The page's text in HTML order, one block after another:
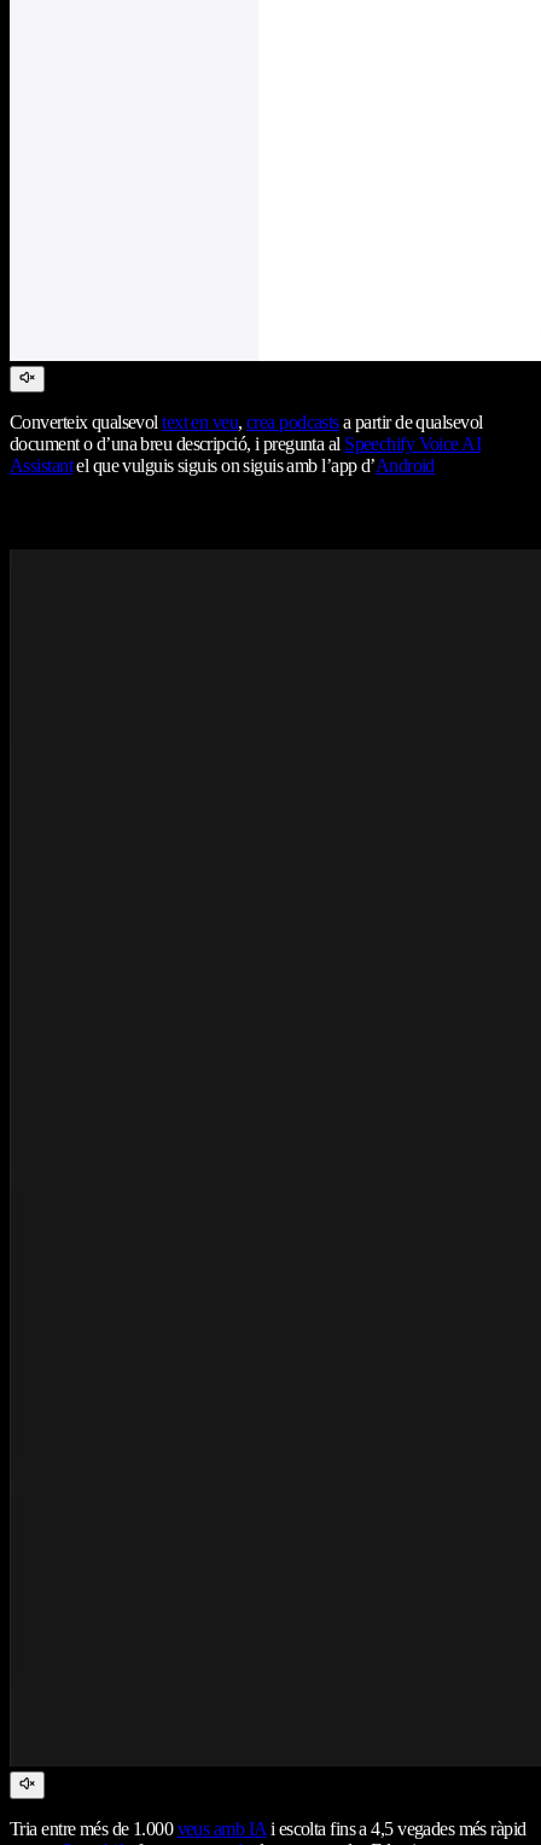
Converteix qualsevoltext en veu, crea podcastsa partir de qualsevol
document o d’una breu descripció, i pregunta al Speechify Voice AI
Assistantel que vulguis siguis on siguis amb l’app d’Android
Tria entre més de 1.000veus amb IA i escolta fins a 4,5 vegades més ràpid